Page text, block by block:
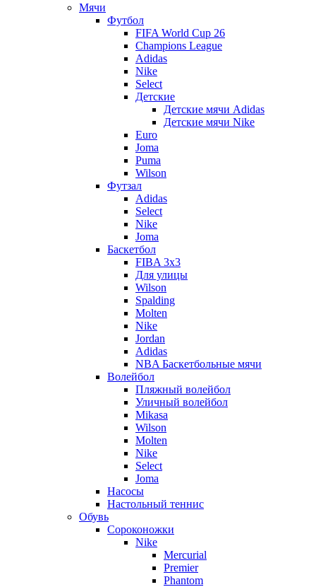
Мячи
Футбол
FIFA World Cup 26
Champions League
Adidas
Nike
Select
Детские
Детские мячи Adidas
Детские мячи Nike
Euro
Joma
Puma
Wilson
Футзал
Adidas
Select
Nike
Joma
Баскетбол
FIBA 3x3
Для улицы
Wilson
Spalding
Molten
Nike
Jordan
Adidas
NBA Баскетбольные мячи
Волейбол
Пляжный волейбол
Уличный волейбол
Mikasa
Wilson
Molten
Nike
Select
Joma
Насосы
Настольный теннис
Обувь
Сороконожки
Nike
Mercurial
Premier
Phantom